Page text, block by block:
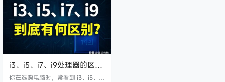
i3、i5、i7、i9处理器的区
别，你选对了吗？
你在选购电脑时，常看到 i3、i5、i